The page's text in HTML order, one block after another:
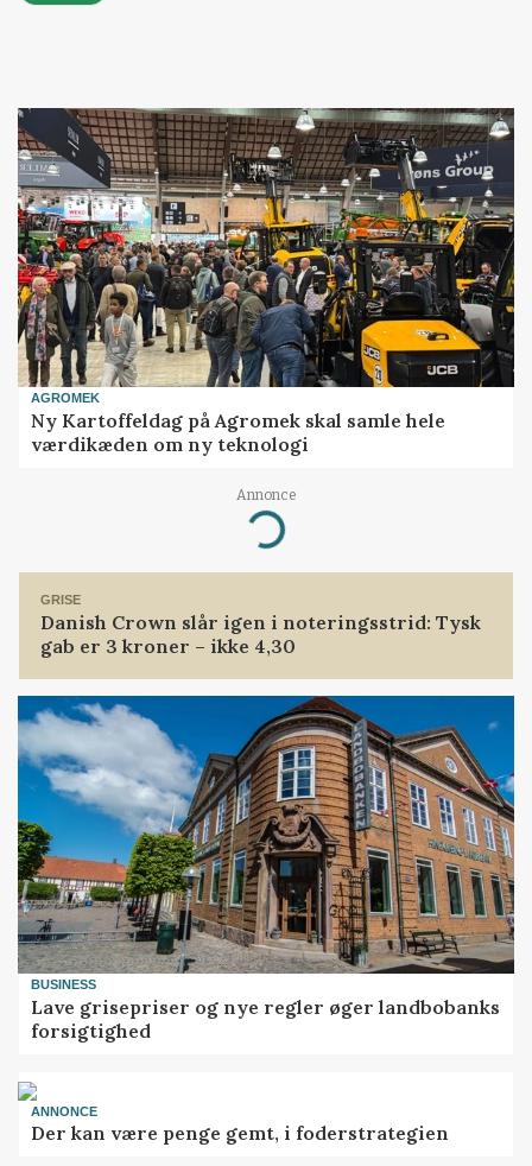
AGROMEK
Ny Kartoffeldag på Agromek skal samle hele
værdikæden om ny teknologi
Annonce
Loading...
GRISE
Danish Crown slår igen i noteringsstrid: Tysk
gab er 3 kroner – ikke 4,30
BUSINESS
Lave grisepriser og nye regler øger landbobanks
forsigtighed
ANNONCE
Der kan være penge gemt, i foderstrategien